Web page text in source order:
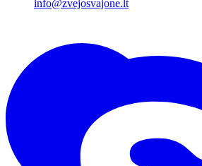
info@zvejosvajone.lt